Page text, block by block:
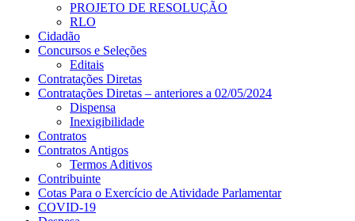
PROJETO DE RESOLUÇÃO
RLO
Cidadão
Concursos e Seleções
Editais
Contratações Diretas
Contratações Diretas – anteriores a 02/05/2024
Dispensa
Inexigibilidade
Contratos
Contratos Antigos
Termos Aditivos
Contribuinte
Cotas Para o Exercício de Atividade Parlamentar
COVID-19